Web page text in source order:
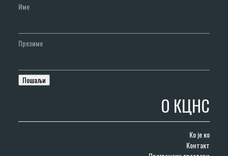
Име
Презиме
О КЦНС
Ко је ко
Контакт